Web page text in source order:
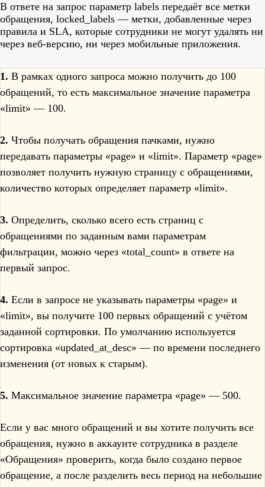
В ответе на запрос параметр labels передаёт все метки
обращения, locked_labels — метки, добавленные через
правила и SLA, которые сотрудники не могут удалять ни
через веб-версию, ни через мобильные приложения.
1. В рамках одного запроса можно получить до 100
обращений, то есть максимальное значение параметра
«limit» — 100.
2. Чтобы получать обращения пачками, нужно
передавать параметры «page» и «limit». Параметр «page»
позволяет получить нужную страницу с обращениями,
количество которых определяет параметр «limit».
3. Определить, сколько всего есть страниц с
обращениями по заданным вами параметрам
фильтрации, можно через «total_count» в ответе на
первый запрос.
4. Если в запросе не указывать параметры «page» и
«limit», вы получите 100 первых обращений с учётом
заданной сортировки. По умолчанию используется
сортировка «updated_at_desc» — по времени последнего
изменения (от новых к старым).
5. Максимальное значение параметра «page» — 500.
Если у вас много обращений и вы хотите получить все
обращения, нужно в аккаунте сотрудника в разделе
«Обращения» проверить, когда было создано первое
обращение, а после разделить весь период на небольшие